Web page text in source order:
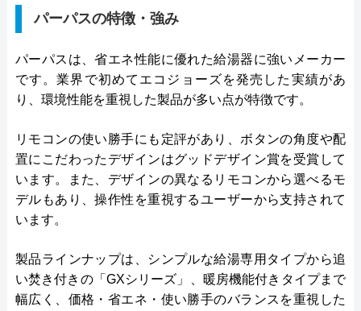
パーパスの特徴・強み
パーパスは、省エネ性能に優れた給湯器に強いメーカー
です。業界で初めてエコジョーズを発売した実績があ
り、環境性能を重視した製品が多い点が特徴です。
リモコンの使い勝手にも定評があり、ボタンの角度や配
置にこだわったデザインはグッドデザイン賞を受賞して
います。また、デザインの異なるリモコンから選べるモ
デルもあり、操作性を重視するユーザーから支持されて
います。
製品ラインナップは、シンプルな給湯専用タイプから追
い焚き付きの「GXシリーズ」、暖房機能付きタイプまで
幅広く、価格・省エネ・使い勝手のバランスを重視した